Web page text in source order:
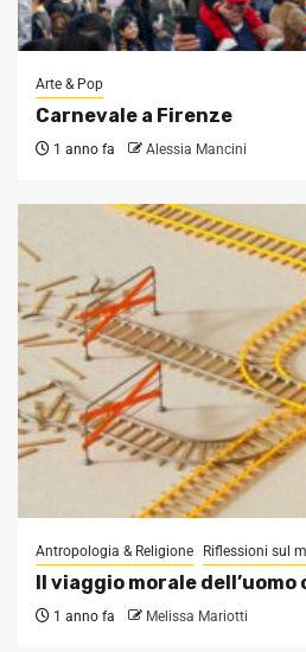
Arte & Pop
Carnevale a Firenze
1 anno fa Alessia Mancini
Antropologia & Religione Riflessioni sul
Il viaggio morale dell’uomo
1 anno fa Melissa Mariotti